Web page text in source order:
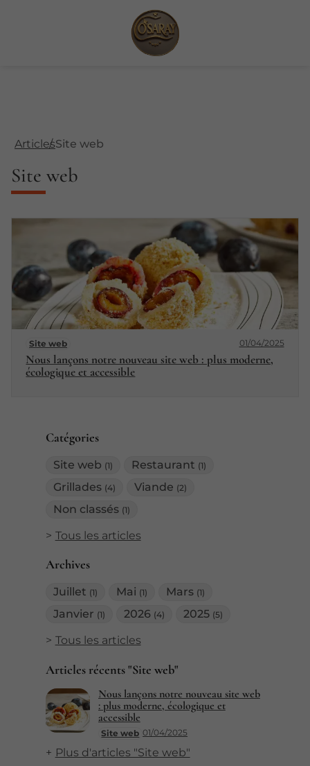
Catégories
Site web (1) Restaurant (1)
Grillades (4) Viande (2)
Non classés (1)
Tous les articles
Archives
Juillet (1) Mai (1) Mars (1)
Janvier (1) 2026 (4) 2025 (5)
Tous les articles
Articles récents "Site web"
Site web 01/04/2025
Nous lançons notre nouveau site web
: plus moderne, écologique et
accessible
Plus d'articles "Site web"
ArticlesSite web
Site web
Site web 01/04/2025
Nous lançons notre nouveau site web : plus moderne,
écologique et accessible